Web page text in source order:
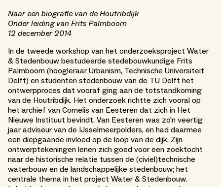
Naar een biografie van de Houtribdijk
Onder leiding van Frits Palmboom
12 december 2014
In de tweede workshop van het onderzoeksproject Water
& Stedenbouw bestudeerde stedebouwkundige Frits
Palmboom (hoogleraar Urbanism, Technische Universiteit
Delft) en studenten stedenbouw van de TU Delft het
ontwerpproces dat vooraf ging aan de totstandkoming
van de Houtribdijk. Het onderzoek richtte zich vooral op
het archief van Cornelis van Eesteren dat zich in Het
Nieuwe Instituut bevindt. Van Eesteren was zo'n veertig
jaar adviseur van de IJsselmeerpolders, en had daarmee
een diepgaande invloed op de loop van de dijk. Zijn
ontwerptekeningen lenen zich goed voor een zoektocht
naar de historische relatie tussen de (civiel)technische
waterbouw en de landschappelijke stedenbouw; het
centrale thema in het project Water & Stedenbouw.